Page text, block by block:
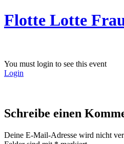
Zum
Inhalt
Flotte Lotte
You must login to see this event
Login
Schreibe einen
Deine E-Mail-Adresse wird nicht